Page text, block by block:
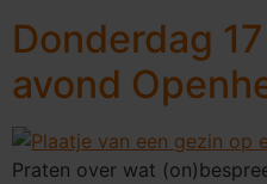
Donderdag
avond
Praten over wat